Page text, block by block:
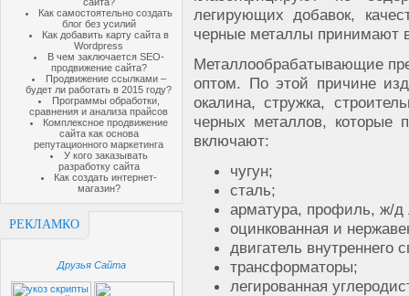
Как самостоятельно создать
блог без усилий
Как добавить карту сайта в
Wordpress
В чем заключается SEO-
продвижение сайта?
Продвижение ссылками –
будет ли работать в 2015 году?
Программы обработки,
сравнения и анализа прайсов
Комплексное продвижение
сайта как основа
репутационного маркетинга
У кого заказывать
разработку сайта
Как создать интернет-
магазин?
РЕКЛАМКО
Друзья Сайта
легирующих добавок,
черные металлы принимают
Металлообрабатывающие
оптом. По этой причине
окалина, стружка,
черных металлов, которые
включают:
чугун;
сталь;
арматура, профиль, ж/д
оцинкованная и
двигатель внутреннего
трансформаторы;
легированная